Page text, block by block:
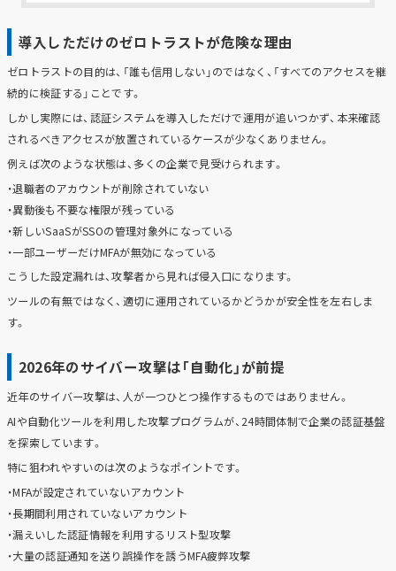
導入しただけのゼロトラストが危険な理由
ゼロトラストの目的は、「誰も信用しない」のではなく、「すべてのアクセスを継
続的に検証する」ことです。
しかし実際には、認証システムを導入しただけで運用が追いつかず、本来確認
されるべきアクセスが放置されているケースが少なくありません。
例えば次のような状態は、多くの企業で見受けられます。
・退職者のアカウントが削除されていない
・異動後も不要な権限が残っている
・新しいSaaSがSSOの管理対象外になっている
・一部ユーザーだけMFAが無効になっている
こうした設定漏れは、攻撃者から見れば侵入口になります。
ツールの有無ではなく、適切に運用されているかどうかが安全性を左右しま
す。
2026年のサイバー攻撃は「自動化」が前提
近年のサイバー攻撃は、人が一つひとつ操作するものではありません。
AIや自動化ツールを利用した攻撃プログラムが、24時間体制で企業の認証基盤
を探索しています。
特に狙われやすいのは次のようなポイントです。
・MFAが設定されていないアカウント
・長期間利用されていないアカウント
・漏えいした認証情報を利用するリスト型攻撃
・大量の認証通知を送り誤操作を誘うMFA疲弊攻撃